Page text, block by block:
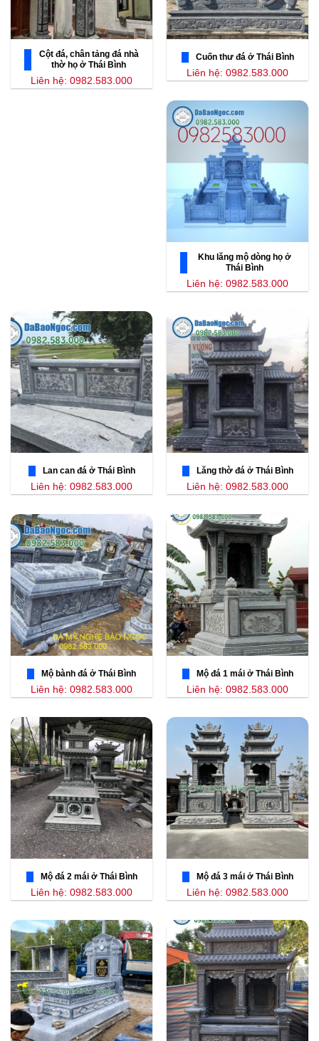
Cột đá, chân tảng đá nhà
thờ họ ở Thái Bình
Liên hệ: 0982.583.000
Cuốn thư đá ở Thái Bình
Liên hệ: 0982.583.000
Khu lăng mộ dòng họ ở
Thái Bình
Liên hệ: 0982.583.000
Lan can đá ở Thái Bình
Liên hệ: 0982.583.000
Lăng thờ đá ở Thái Bình
Liên hệ: 0982.583.000
Mộ bành đá ở Thái Bình
Liên hệ: 0982.583.000
Mộ đá 1 mái ở Thái Bình
Liên hệ: 0982.583.000
Mộ đá 2 mái ở Thái Bình
Liên hệ: 0982.583.000
Mộ đá 3 mái ở Thái Bình
Liên hệ: 0982.583.000